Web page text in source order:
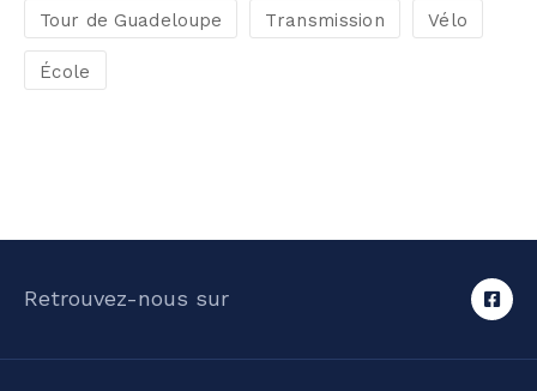
Tour de Guadeloupe Transmission Vélo
École
Retrouvez-nous sur